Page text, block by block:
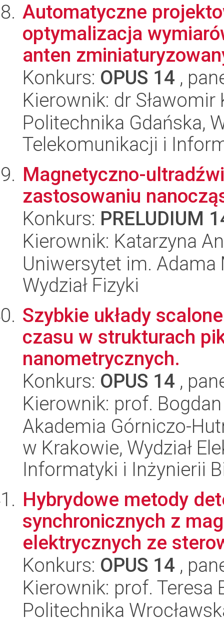
Automatyczne
optymalizacja
anten
Konkurs: OPUS 14 ,
Kierownik: dr Sławomir
Politechnika Gdańska,
Telekomunikacji i
Magnetyczno-
zastosowaniu
Konkurs: PRELUDIUM
Kierownik: Katarzyna
Uniwersytet im.
Wydział Fizyki
Szybkie układy
czasu w strukturach
nanometrycznych.
Konkurs: OPUS 14 ,
Kierownik: prof.
Akademia Górniczo-
w Krakowie, Wydział
Informatyki i Inżynierii
Hybrydowe metody
synchronicznych z
elektrycznych ze
Konkurs: OPUS 14 ,
Kierownik: prof. Teresa
Politechnika